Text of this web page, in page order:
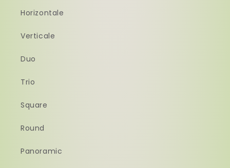
Horizontale
Verticale
Duo
Trio
Square
Round
Panoramic